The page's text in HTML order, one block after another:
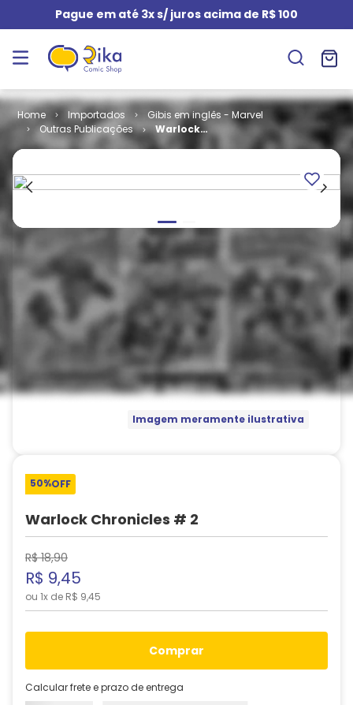
Pague em até 3x s/ juros acima de R$ 100
Importados
Gibis em inglês - Marvel
Outras Publicações
Warlock
Chronicles # 2
Imagem meramente ilustrativa
50%OFF
Warlock Chronicles # 2
R$ 18,90
R$ 9,45
ou 1x de R$ 9,45
comprar
Calcular frete e prazo de entrega